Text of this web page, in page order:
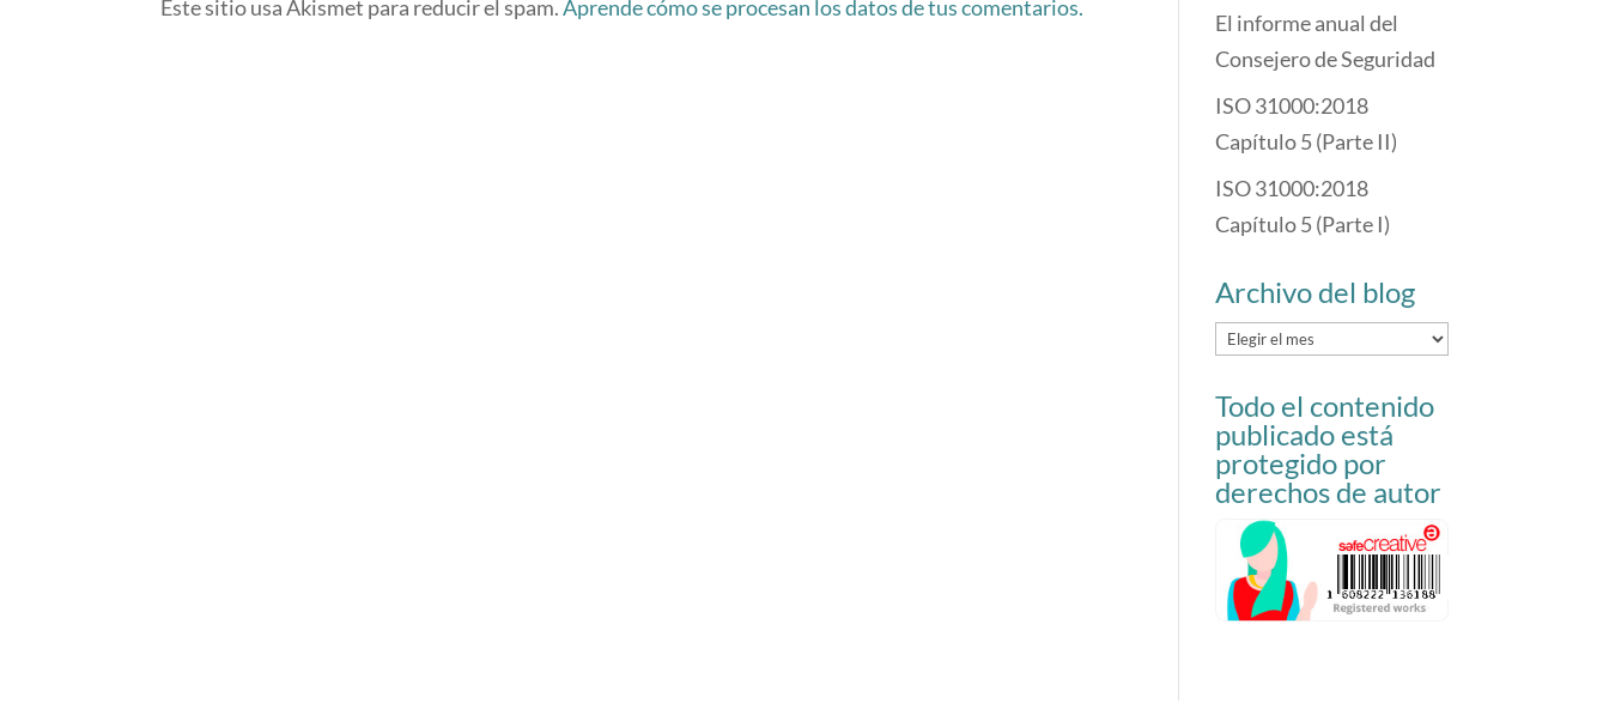
Este sitio usa Akismet para reducir el spam.Aprende cómo se procesan los datos de tus comentarios.
El informe anual del
Consejero de Seguridad
ISO 31000:2018
Capítulo 5 (Parte II)
ISO 31000:2018
Capítulo 5 (Parte I)
Archivo del blog
Archivo
blog
Todo el contenido
publicado está
protegido por
derechos de autor